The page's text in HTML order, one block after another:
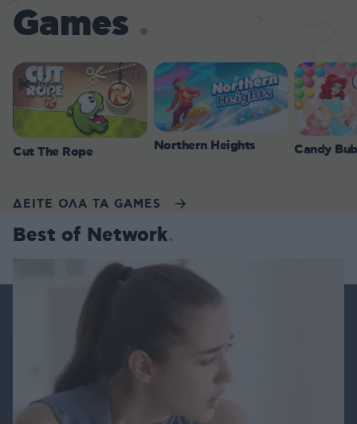
Games
Cut The Rope Northern Heights Candy
ΔΕΙΤΕ ΟΛΑ ΤΑ GAMES
Best of Network